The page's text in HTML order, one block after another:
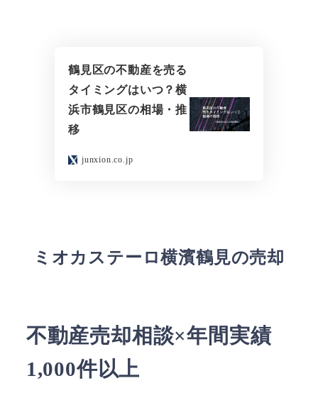
鶴見区の不動産を売る
タイミングはいつ？横
浜市鶴見区の相場・推
移
junxion.co.jp
ミオカステーロ横濱鶴見の売却
不動産売却相談×年間実績
1,000件以上